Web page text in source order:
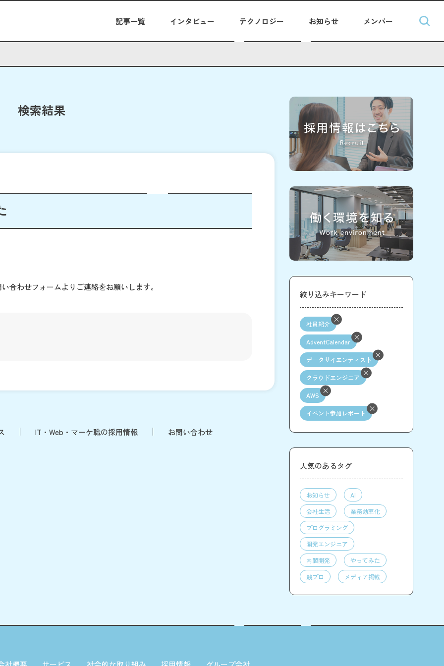
記事一覧 インタビュー テクノロジー お知らせ メンバー
検索結果
合わせフォームよりご連絡をお願いします。
IT・Web・マーケ職の採用情報 お問い合わせ
絞り込みキーワード
社員紹介
AdventCalendar
データサイエンティスト
クラウドエンジニア
AWS
イベント参加レポート
人気のあるタグ
お知らせ
AI
会社生活
業務効率化
プログラミング
開発エンジニア
内製開発
やってみた
競プロ
メディア掲載